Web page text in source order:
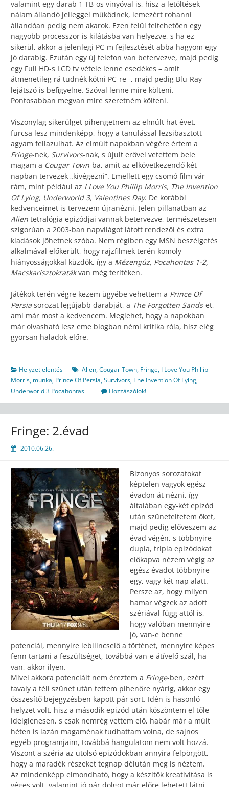
valamint egy darab 1 TB-os vinyóval is, hisz a letöltések
nálam állandó jelleggel működnek, lemezért rohanni
állandóan pedig nem akarok. Ezen felül feltehetően egy
nagyobb processzor is kilátásba van helyezve, s ha ez
sikerül, akkor a jelenlegi PC-m fejlesztését abba hagyom egy
jó darabig. Ezután egy új telefon van betervezve, majd pedig
egy Full HD-s LCD tv vétele lenne esedékes – amit
átmenetileg rá tudnék kötni PC-re -, majd pedig Blu-Ray
lejátszó is befigyelne. Szóval lenne mire költeni.
Pontosabban megvan mire szeretném költeni.
Viszonylag sikerülget pihengetnem az elmúlt hat évet,
furcsa lesz mindenképp, hogy a tanulással lezsibasztott
agyam fellazulhat. Az elmúlt napokban végére értem a
Fringe-nek, Survivors-nak, s újult erővel vetettem bele
magam a Cougar Town-ba, amit az elkövetkezendő két
napban tervezek „kivégezni”. Emellett egy csomó film vár
rám, mint például az I Love You Phillip Morris, The Invention
Of Lying, Underworld 3, Valentines Day. De korábbi
kedvenceimet is tervezem újranézni. Jelen pillanatban az
Alien tetralógia epizódjai vannak betervezve, természetesen
szigorúan a 2003-ban napvilágot látott rendezői és extra
kiadások jöhetnek szóba. Nem régiben egy MSN beszélgetés
alkalmával előkerült, hogy rajzfilmek terén komoly
hiányosságokkal küzdök, így a Mézengúz, Pocahontas 1-2,
Macskarisztokratákvan még terítéken.
Játékok terén végre kezem ügyébe vehettem a Prince Of
Persia sorozat legújabb darabját, a The Forgotten Sands-et,
ami már most a kedvencem. Meglehet, hogy a napokban
már olvasható lesz eme blogban némi kritika róla, hisz elég
gyorsan haladok előre.
Helyzetjelentés Alien,Cougar Town, Fringe, I Love You Phillip
Morris, munka, Prince Of Persia,Survivors,The Invention Of Lying,
Underworld 3 Pocahontas
Hozzászólok!
Fringe: 2.évad
2010.06.26.
Bizonyos sorozatokat
képtelen vagyok egész
évadon át nézni, így
általában egy-két epizód
után szüneteltetem őket,
majd pedig előveszem az
évad végén, s többnyire
dupla, tripla epizódokat
előkapva nézem végig az
egész évadot többnyire
egy, vagy két nap alatt.
Persze az, hogy milyen
hamar végzek az adott
szériával függ attól is,
hogy valóban mennyire
jó, van-e benne
potenciál, mennyire lebilincselő a történet, mennyire képes
fenn tartani a feszültséget, továbbá van-e átívelő szál, ha
van, akkor ilyen.
Mivel akkora potenciált nem éreztem a Fringe-ben, ezért
tavaly a téli szünet után tettem pihenőre nyárig, akkor egy
összesítő bejegyzésben kapott pár sort. Idén is hasonló
helyzet volt, hisz a második epizód után köszöntem el tőle
ideiglenesen, s csak nemrég vettem elő, habár már a múlt
héten is lazán magaménak tudhattam volna, de sajnos
egyéb programjaim, továbbá hangulatom nem volt hozzá.
Viszont a széria az utolsó epizódokban annyira felpörgött,
hogy a maradék részeket tegnap délután meg is néztem.
Az mindenképp elmondható, hogy a készítők kreativitása is